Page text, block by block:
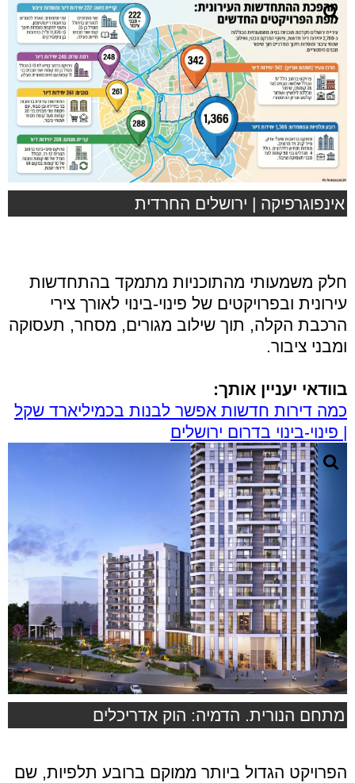
אינפוגרפיקה | ירושלים החרדית
חלק משמעותי מהתוכניות מתמקד בהתחדשות
עירונית ובפרויקטים של פינוי-בינוי לאורך צירי
הרכבת הקלה, תוך שילוב מגורים, מסחר, תעסוקה
ומבני ציבור.
בוודאי יעניין אותך:
כמה דירות חדשות אפשר לבנות בכמיליארד שקל
| פינוי-בינוי בדרום ירושלים
מתחם הנורית. הדמיה: הוק אדריכלים
הפרויקט הגדול ביותר ממוקם ברובע תלפיות, שם